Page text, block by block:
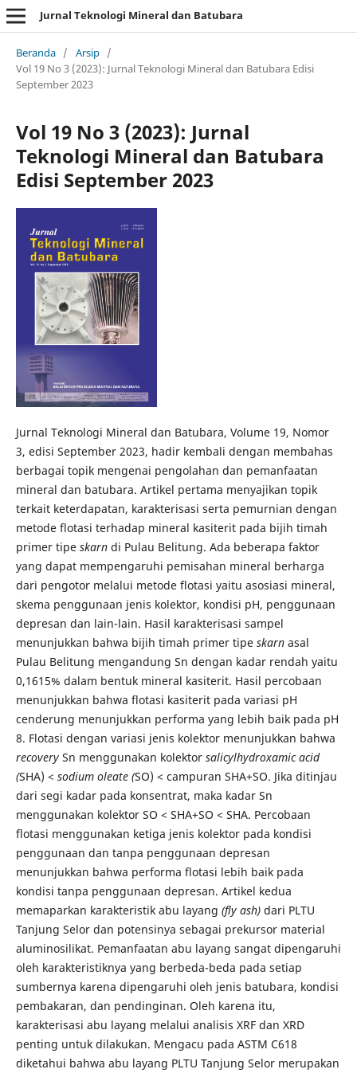
Jurnal Teknologi Mineral dan Batubara
Beranda / Arsip /
Vol 19 No 3 (2023): Jurnal Teknologi Mineral dan Batubara Edisi
September 2023
Vol 19 No 3 (2023): Jurnal
Teknologi Mineral dan Batubara
Edisi September 2023
Jurnal Teknologi Mineral dan Batubara, Volume 19, Nomor
3, edisi September 2023, hadir kembali dengan membahas
berbagai topik mengenai pengolahan dan pemanfaatan
mineral dan batubara. Artikel pertama menyajikan topik
terkait keterdapatan, karakterisasi serta pemurnian dengan
metode flotasi terhadap mineral kasiterit pada bijih timah
primer tipe skarndi Pulau Belitung. Ada beberapa faktor
yang dapat mempengaruhi pemisahan mineral berharga
dari pengotor melalui metode flotasi yaitu asosiasi mineral,
skema penggunaan jenis kolektor, kondisi pH, penggunaan
depresan dan lain-lain. Hasil karakterisasi sampel
menunjukkan bahwa bijih timah primer tipe skarn asal
Pulau Belitung mengandung Sn dengan kadar rendah yaitu
0,1615% dalam bentuk mineral kasiterit. Hasil percobaan
menunjukkan bahwa flotasi kasiterit pada variasi pH
cenderung menunjukkan performa yang lebih baik pada pH
8. Flotasi dengan variasi jenis kolektor menunjukkan bahwa
recoverySn menggunakan kolektor salicylhydroxamic acid
(SHA) < sodium oleate (SO) < campuran SHA+SO. Jika ditinjau
dari segi kadar pada konsentrat, maka kadar Sn
menggunakan kolektor SO < SHA+SO < SHA. Percobaan
flotasi menggunakan ketiga jenis kolektor pada kondisi
penggunaan dan tanpa penggunaan depresan
menunjukkan bahwa performa flotasi lebih baik pada
kondisi tanpa penggunaan depresan. Artikel kedua
memaparkan karakteristik abu layang (fly ash) dari PLTU
Tanjung Selor dan potensinya sebagai prekursor material
aluminosilikat. Pemanfaatan abu layang sangat dipengaruhi
oleh karakteristiknya yang berbeda-beda pada setiap
sumbernya karena dipengaruhi oleh jenis batubara, kondisi
pembakaran, dan pendinginan. Oleh karena itu,
karakterisasi abu layang melalui analisis XRF dan XRD
penting untuk dilakukan. Mengacu pada ASTM C618
diketahui bahwa abu layang PLTU Tanjung Selor merupakan